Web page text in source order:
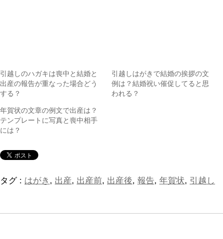
引越しのハガキは喪中と結婚と
出産の報告が重なった場合どう
する？
引越しはがきで結婚の挨拶の文
例は？結婚祝い催促してると思
われる？
年賀状の文章の例文で出産は？
テンプレートに写真と喪中相手
には？
タグ : はがき , 出産, 出産前, 出産後, 報告, 年賀状, 引越し